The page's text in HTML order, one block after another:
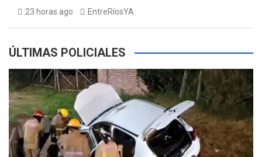
23 horas ago EntreRíosYA
ÚLTIMAS POLICIALES